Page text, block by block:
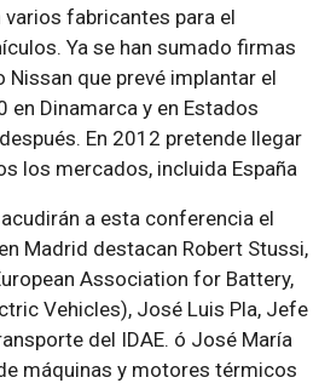
fabricantes para el
Ya se han sumado firmas
Nissan que prevé implantar el
Dinamarca y en Estados
En 2012 pretende llegar
los mercados, incluida España
a esta conferencia el
Madrid destacan Robert Stussi,
Association for Battery,
Vehicles), José Luis Pla, Jefe
del IDAE. ó José María
máquinas y motores térmicos